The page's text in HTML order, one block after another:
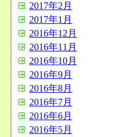
2017年2月
2017年1月
2016年12月
2016年11月
2016年10月
2016年9月
2016年8月
2016年7月
2016年6月
2016年5月